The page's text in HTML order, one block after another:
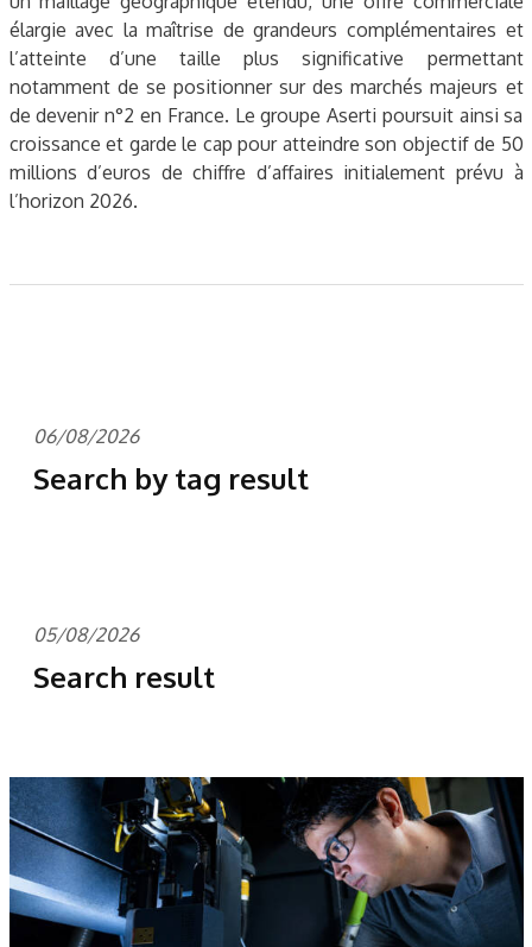
élargie avec la maîtrise de grandeurs complémentaires et
l’atteinte d’une taille plus significative permettant
notamment de se positionner sur des marchés majeurs et
de devenir n°2 en France. Le groupe Aserti poursuit ainsi sa
croissance et garde le cap pour atteindre son objectif de 50
millions d’euros de chiffre d’affaires initialement prévu à
l’horizon 2026.
06/08/2026
Search by tag result
05/08/2026
Search result